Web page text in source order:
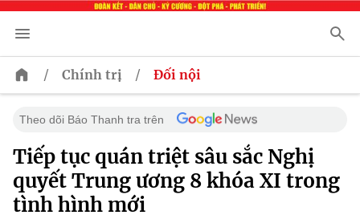
/ Chính trị / Đối nội
Theo dõi Báo Thanh tra trên
Tiếp tục quán triệt sâu sắc Nghị
quyết Trung ương 8 khóa XI trong
tình hình mới